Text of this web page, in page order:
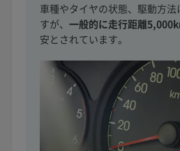
車種やタイヤの状態、駆動方
すが、 一般的に走行距離
安とされています。